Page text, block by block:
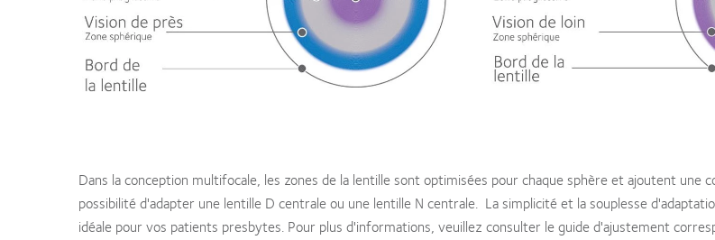
Dans la conception multifocale, les zones de la lentille sont optimisées pour chaque sphère et ajoutent une
possibilité d'adapter une lentille D centrale ou une lentille N centrale. La simplicité et la souplesse
idéale pour vos patients presbytes. Pour plus d'informations, veuillez consulter le guide d'ajustement